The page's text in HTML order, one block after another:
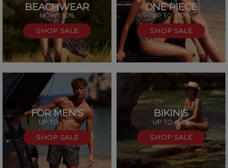
BEACHWEAR
NOW -30%
SHOP SALE
ONE PIECE
UP TO -50%
SHOP SALE
FOR MEN'S
UP TO -50%
SHOP SALE
BIKINIS
UP TO -50%
SHOP SALE